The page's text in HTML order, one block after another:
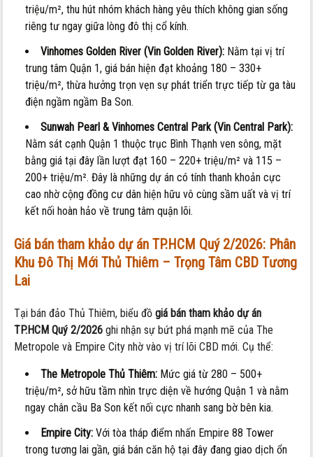
triệu/m², thu hút nhóm khách hàng yêu thích không gian sống
riêng tư ngay giữa lòng đô thị cổ kính.
Vinhomes Golden River (Vin Golden River): Nằm tại vị trí
trung tâm Quận 1, giá bán hiện đạt khoảng 180 – 330+
triệu/m², thừa hưởng trọn vẹn sự phát triển trực tiếp từ ga tàu
điện ngầm ngầm Ba Son.
Sunwah Pearl & Vinhomes Central Park (Vin Central Park):
Nằm sát cạnh Quận 1 thuộc trục Bình Thạnh ven sông, mặt
bằng giá tại đây lần lượt đạt 160 – 220+ triệu/m² và 115 –
200+ triệu/m². Đây là những dự án có tính thanh khoản cực
cao nhờ cộng đồng cư dân hiện hữu vô cùng sầm uất và vị trí
kết nối hoàn hảo về trung tâm quận lõi.
Giá bán tham khảo dự án TP.HCM Quý 2/2026: Phân
Khu Đô Thị Mới Thủ Thiêm – Trọng Tâm CBD Tương
Lai
Tại bán đảo Thủ Thiêm, biểu đồgiá bán tham khảo dự án
TP.HCM Quý 2/2026 ghi nhận sự bứt phá mạnh mẽ của The
Metropole và Empire City nhờ vào vị trí lõi CBD mới. Cụ thể:
The Metropole Thủ Thiêm: Mức giá từ 280 – 500+
triệu/m², sở hữu tầm nhìn trực diện về hướng Quận 1 và nằm
ngay chân cầu Ba Son kết nối cực nhanh sang bờ bên kia.
Empire City: Với tòa tháp điểm nhấn Empire 88 Tower
trong tương lai gần, giá bán căn hộ tại đây đang giao dịch ổn